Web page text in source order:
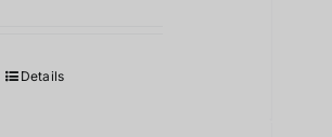
Details